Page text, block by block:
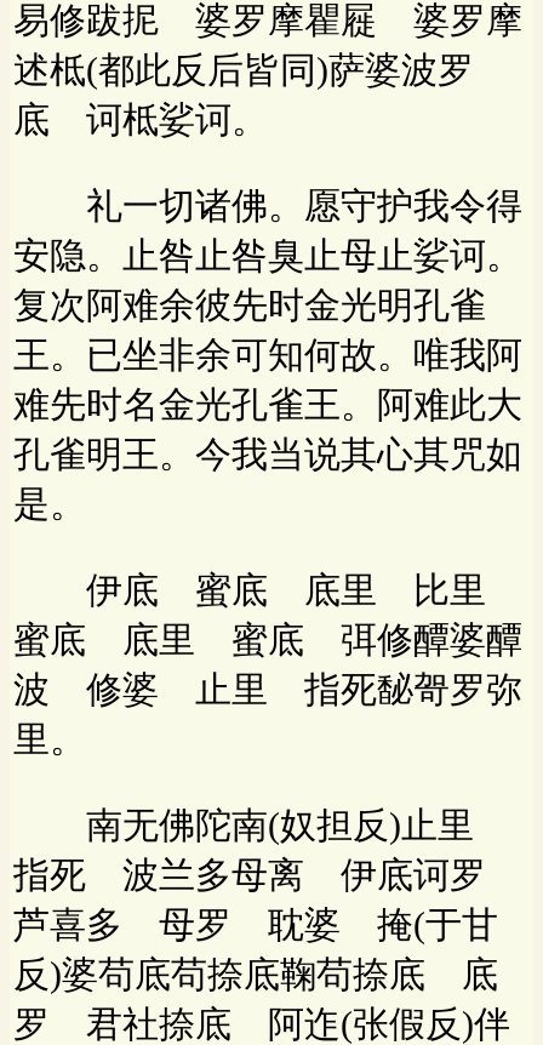
易修跋抳 婆罗摩瞿屣 婆罗摩
述柢(都此反后皆同)萨婆波罗
底 诃柢娑诃。
礼一切诸佛。愿守护我令得
安隐。止咎止咎臭止母止娑诃。
复次阿难余彼先时金光明孔雀
王。已坐非余可知何故。唯我阿
难先时名金光孔雀王。阿难此大
孔雀明王。今我当说其心其咒如
是。
伊底 蜜底 底里 比里
蜜底 底里 蜜底 弭修醰婆醰
波 修婆 止里 指死馝哿罗弥
里。
南无佛陀南(奴担反)止里
指死 波兰多母离 伊底诃罗
芦喜多 母罗 耽婆 掩(于甘
反)婆苟底苟捺底鞠苟捺底 底
罗 君社捺底 阿迮(张假反)伴